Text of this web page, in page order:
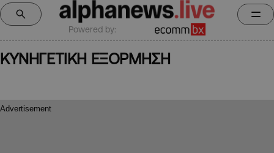
Powered by:
ΚΥΝΗΓΕΤΙΚΗ ΕΞΟΡΜΗΣΗ